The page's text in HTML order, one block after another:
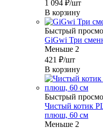
1 094 ₽/шт
В корзину
Быстрый
GiGwi Три
Меньше 2
421 ₽/шт
В корзину
Быстрый
Чистый котик
плюш, 60 см
Меньше 2